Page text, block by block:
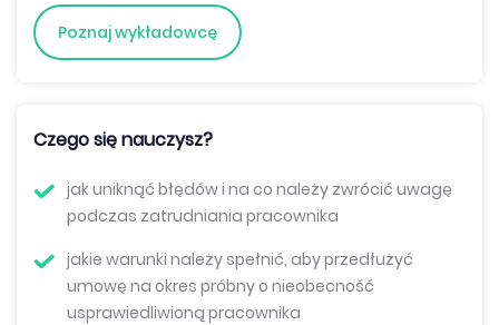
Poznaj wykładowcę
Czego się nauczysz?
jak uniknąć błędów i na co należy zwrócić uwagę
podczas zatrudniania pracownika
jakie warunki należy spełnić, aby przedłużyć
umowę na okres próbny o nieobecność
usprawiedliwioną pracownika